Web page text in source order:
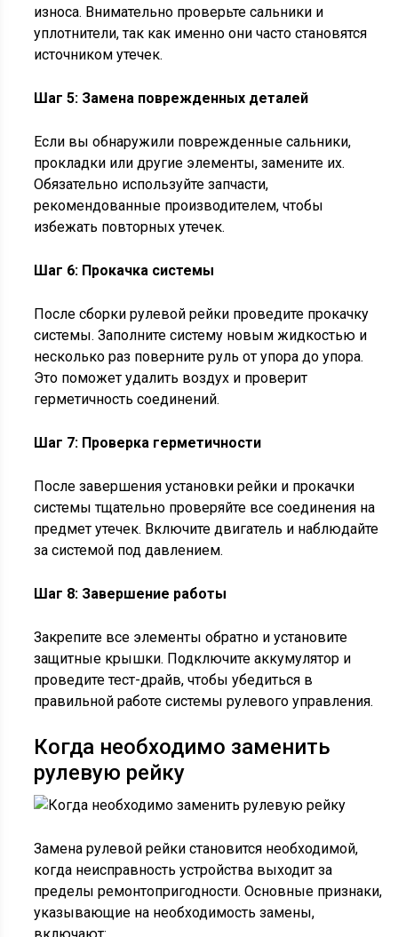
износа. Внимательно проверьте сальники и
уплотнители, так как именно они часто становятся
источником утечек.
Шаг 5: Замена поврежденных деталей
Если вы обнаружили поврежденные сальники,
прокладки или другие элементы, замените их.
Обязательно используйте запчасти,
рекомендованные производителем, чтобы
избежать повторных утечек.
Шаг 6: Прокачка системы
После сборки рулевой рейки проведите прокачку
системы. Заполните систему новым жидкостью и
несколько раз поверните руль от упора до упора.
Это поможет удалить воздух и проверит
герметичность соединений.
Шаг 7: Проверка герметичности
После завершения установки рейки и прокачки
системы тщательно проверяйте все соединения на
предмет утечек. Включите двигатель и наблюдайте
за системой под давлением.
Шаг 8: Завершение работы
Закрепите все элементы обратно и установите
защитные крышки. Подключите аккумулятор и
проведите тест-драйв, чтобы убедиться в
правильной работе системы рулевого управления.
Когда необходимо заменить
рулевую рейку
Замена рулевой рейки становится необходимой,
когда неисправность устройства выходит за
пределы ремонтопригодности. Основные признаки,
указывающие на необходимость замены,